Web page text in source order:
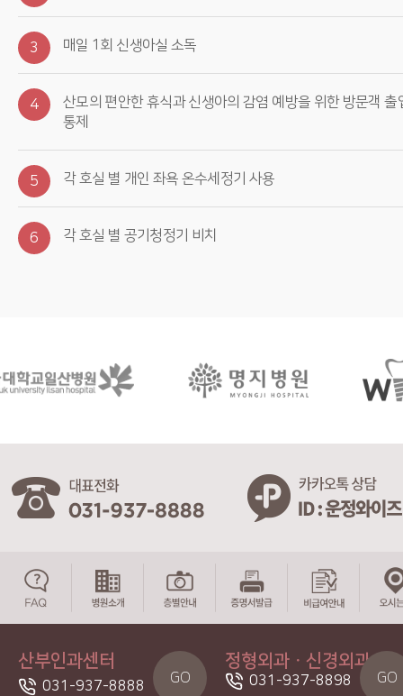
3 매일 1회 신생아실 소독
4
산모의 편안한 휴식과 신생아의 감염 예방을 위한 방문객 출
통제
5 각 호실 별 개인 좌욕 온수세정기 사용
6 각 호실 별 공기청정기 비치
산부인과센터
031-937-8888 GO
정형외과ㆍ신경외과
031-937-8898 GO